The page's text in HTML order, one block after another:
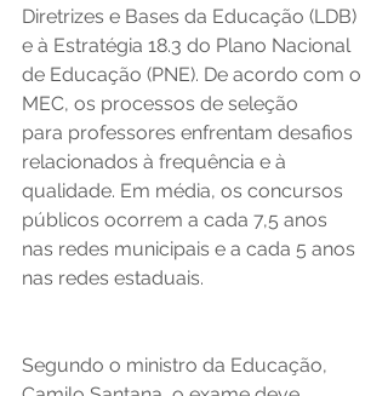
Diretrizes e Bases da Educação (LDB)
e à Estratégia 18.3 do Plano Nacional
de Educação (PNE). De acordo com o
MEC, os processos de seleção
para professores enfrentam desafios
relacionados à frequência e à
qualidade. Em média, os concursos
públicos ocorrem a cada 7,5 anos
nas redes municipais e a cada 5 anos
nas redes estaduais.
Segundo o ministro da Educação,